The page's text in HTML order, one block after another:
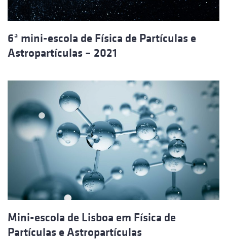
6ª mini-escola de Física de Partículas e
Astropartículas – 2021
Mini-escola de Lisboa em Física de
Partículas e Astropartículas